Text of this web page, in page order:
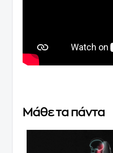
Μάθε τα πάντα